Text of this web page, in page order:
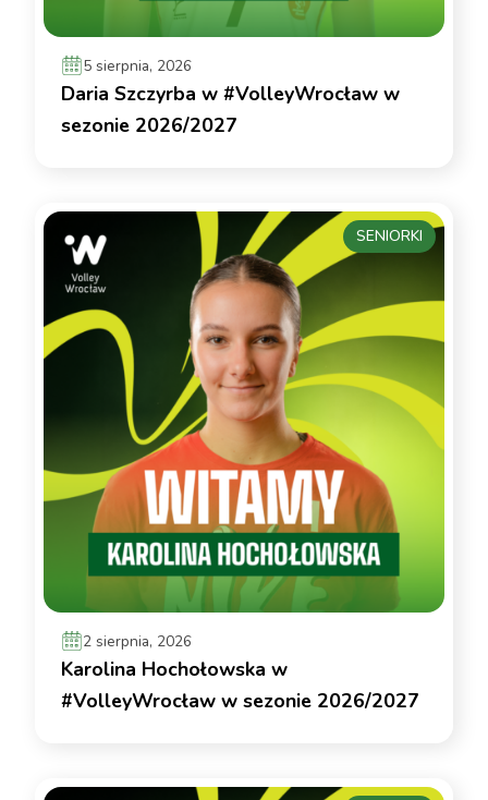
5 sierpnia, 2026
Daria Szczyrba w #VolleyWrocław w
sezonie 2026/2027
2 sierpnia, 2026
Karolina Hochołowska w
#VolleyWrocław w sezonie 2026/2027
SENIORKI